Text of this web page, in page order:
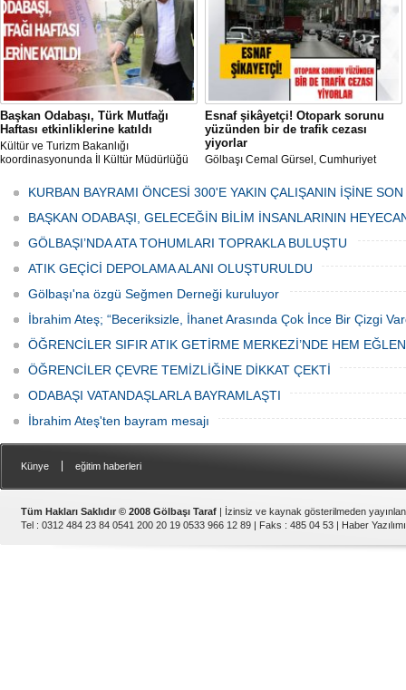
Başkan Odabaşı, Türk Mutfağı
Haftası etkinliklerine katıldı
Kültür ve Turizm Bakanlığı
koordinasyonunda İl Kültür Müdürlüğü
Haftası" etkinlikleri Ankara'da devam
ediyor.
Esnaf şikâyetçi! Otopark sorunu
yüzünden bir de trafik cezası
yiyorlar
Gölbaşı Cemal Gürsel, Cumhuriyet
bulunan esnaf ve alışverişe gelen
vatandaşlar park cezaları yüzünden
canından bezdi.
KURBAN BAYRAMI ÖNCESİ 300'E YAKIN ÇALIŞANIN İŞİNE
BAŞKAN ODABAŞI, GELECEĞİN BİLİM İNSANLARININ
GÖLBAŞI’NDA ATA TOHUMLARI TOPRAKLA BULUŞTU
ATIK GEÇİCİ DEPOLAMA ALANI OLUŞTURULDU
Gölbaşı'na özgü Seğmen Derneği kuruluyor
İbrahim Ateş; “Beceriksizle, İhanet Arasında Çok İnce Bir Çizgi
ÖĞRENCİLER SIFIR ATIK GETİRME MERKEZİ’NDE HEM
ÖĞRENCİLER ÇEVRE TEMİZLİĞİNE DİKKAT ÇEKTİ
ODABAŞI VATANDAŞLARLA BAYRAMLAŞTI
İbrahim Ateş'ten bayram mesajı
Künye eğitim haberleri
Tüm Hakları Saklıdır © 2008 Gölbaşı Taraf | İzinsiz ve kaynak gösterilmeden
Tel : 0312 484 23 84 0541 200 20 19 0533 966 12 89 | Faks : 485 04 53 | Haber Yazılımı